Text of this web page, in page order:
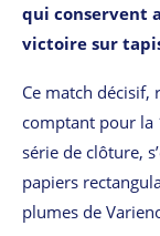
qui conservent
victoire sur
Ce match décisif,
comptant pour la
série de clôture,
papiers
plumes de